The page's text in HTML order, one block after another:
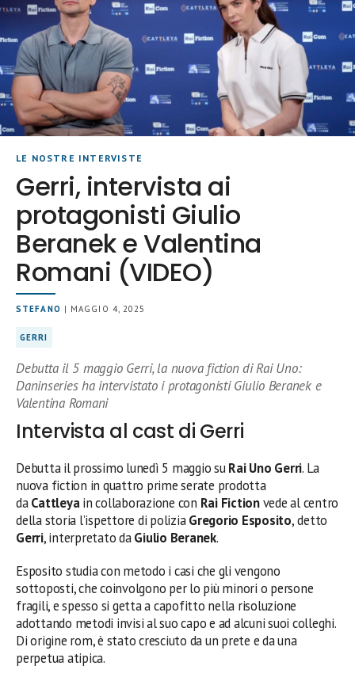
LE NOSTRE INTERVISTE
Gerri, intervista ai
protagonisti Giulio
Beranek e Valentina
Romani (VIDEO)
STEFANO | MAGGIO 4, 2025
GERRI
Debutta il 5 maggio Gerri, la nuova fiction di Rai Uno:
Daninseries ha intervistato i protagonisti Giulio Beranek e
Valentina Romani
Intervista al cast di Gerri
Debutta il prossimo lunedì 5 maggio suRai Uno Gerri. La
nuova fiction in quattro prime serate prodotta
daCattleyain collaborazione con Rai Fictionvede al centro
della storia l’ispettore di poliziaGregorio Esposito, detto
Gerri, interpretato daGiulio Beranek.
Esposito studia con metodo i casi che gli vengono
sottoposti, che coinvolgono per lo più minori o persone
fragili, e spesso si getta a capofitto nella risoluzione
adottando metodi invisi al suo capo e ad alcuni suoi colleghi.
Di origine rom, è stato cresciuto da un prete e da una
perpetua atipica.